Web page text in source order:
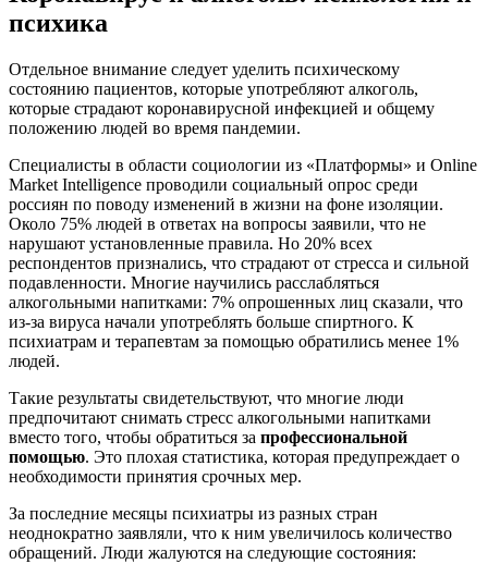
психика
Отдельное внимание следует уделить психическому
состоянию пациентов, которые употребляют алкоголь,
которые страдают коронавирусной инфекцией и общему
положению людей во время пандемии.
Специалисты в области социологии из «Платформы» и Online
Market Intelligence проводили социальный опрос среди
россиян по поводу изменений в жизни на фоне изоляции.
Около 75% людей в ответах на вопросы заявили, что не
нарушают установленные правила. Но 20% всех
респондентов признались, что страдают от стресса и сильной
подавленности. Многие научились расслабляться
алкогольными напитками: 7% опрошенных лиц сказали, что
из-за вируса начали употреблять больше спиртного. К
психиатрам и терапевтам за помощью обратились менее 1%
людей.
Такие результаты свидетельствуют, что многие люди
предпочитают снимать стресс алкогольными напитками
вместо того, чтобы обратиться за профессиональной
помощью. Это плохая статистика, которая предупреждает о
необходимости принятия срочных мер.
За последние месяцы психиатры из разных стран
неоднократно заявляли, что к ним увеличилось количество
обращений. Люди жалуются на следующие состояния: